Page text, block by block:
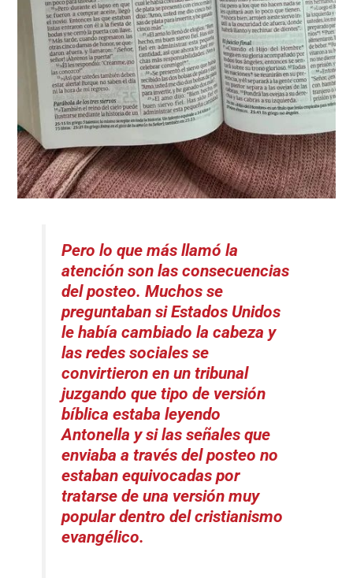
Pero lo que más llamó la
atención son las consecuencias
del posteo. Muchos se
preguntaban si Estados Unidos
le había cambiado la cabeza y
las redes sociales se
convirtieron en un tribunal
juzgando que tipo de versión
bíblica estaba leyendo
Antonella y si las señales que
enviaba a través del posteo no
estaban equivocadas por
tratarse de una versión muy
popular dentro del cristianismo
evangélico.